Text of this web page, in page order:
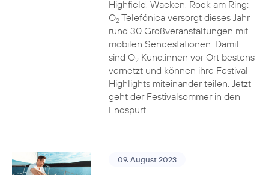
Highfield, Wacken, Rock am Ring:
O2Telefónica versorgt dieses Jahr
rund 30 Großveranstaltungen mit
mobilen Sendestationen. Damit
sind O2Kund:innen vor Ort bestens
vernetzt und können ihre Festival-
Highlights miteinander teilen. Jetzt
geht der Festivalsommer in den
Endspurt.
09. August 2023